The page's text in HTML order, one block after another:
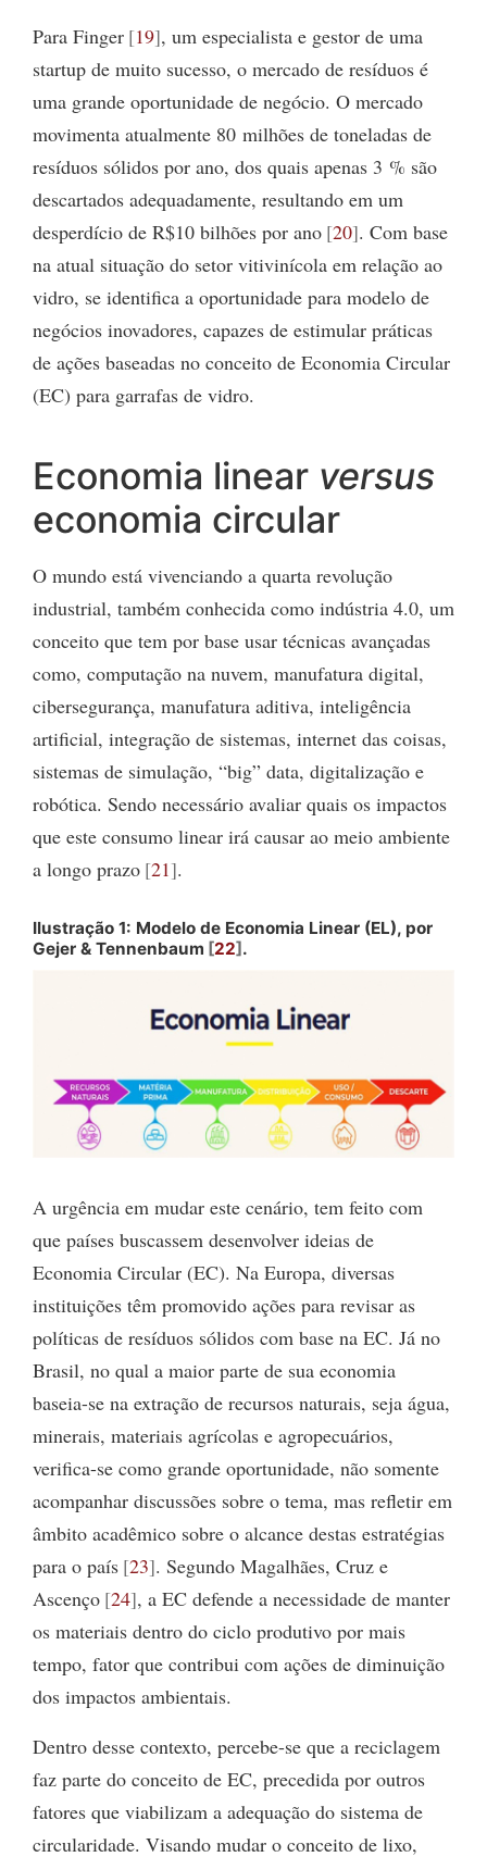
Para Finger 19 , um especialista e gestor de uma
startup de muito sucesso, o mercado de resíduos é
uma grande oportunidade de negócio. O mercado
movimenta atualmente 80 milhões de toneladas de
resíduos sólidos por ano, dos quais apenas 3 % são
descartados adequadamente, resultando em um
desperdício de R$10 bilhões por ano 20 . Com base
na atual situação do setor vitivinícola em relação ao
vidro, se identifica a oportunidade para modelo de
negócios inovadores, capazes de estimular práticas
de ações baseadas no conceito de Economia Circular
(EC) para garrafas de vidro.
Economia linear versus
economia circular
O mundo está vivenciando a quarta revolução
industrial, também conhecida como indústria 4.0, um
conceito que tem por base usar técnicas avançadas
como, computação na nuvem, manufatura digital,
cibersegurança, manufatura aditiva, inteligência
artificial, integração de sistemas, internet das coisas,
sistemas de simulação, “big” data, digitalização e
robótica. Sendo necessário avaliar quais os impactos
que este consumo linear irá causar ao meio ambiente
a longo prazo 21 .
Ilustração 1: Modelo de Economia Linear (EL), por
Gejer & Tennenbaum 22 .
A urgência em mudar este cenário, tem feito com
que países buscassem desenvolver ideias de
Economia Circular (EC). Na Europa, diversas
instituições têm promovido ações para revisar as
políticas de resíduos sólidos com base na EC. Já no
Brasil, no qual a maior parte de sua economia
baseia-se na extração de recursos naturais, seja água,
minerais, materiais agrícolas e agropecuários,
verifica-se como grande oportunidade, não somente
acompanhar discussões sobre o tema, mas refletir em
âmbito acadêmico sobre o alcance destas estratégias
para o país 23 . Segundo Magalhães, Cruz e
Ascenço 24 , a EC defende a necessidade de manter
os materiais dentro do ciclo produtivo por mais
tempo, fator que contribui com ações de diminuição
dos impactos ambientais.
Dentro desse contexto, percebe-se que a reciclagem
faz parte do conceito de EC, precedida por outros
fatores que viabilizam a adequação do sistema de
circularidade. Visando mudar o conceito de lixo,